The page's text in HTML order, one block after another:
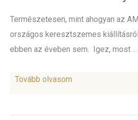
Természetesen, mint ahogyan az
országos keresztszemes
ebben az éveben sem. Igez, most ...
Tovább olvasom